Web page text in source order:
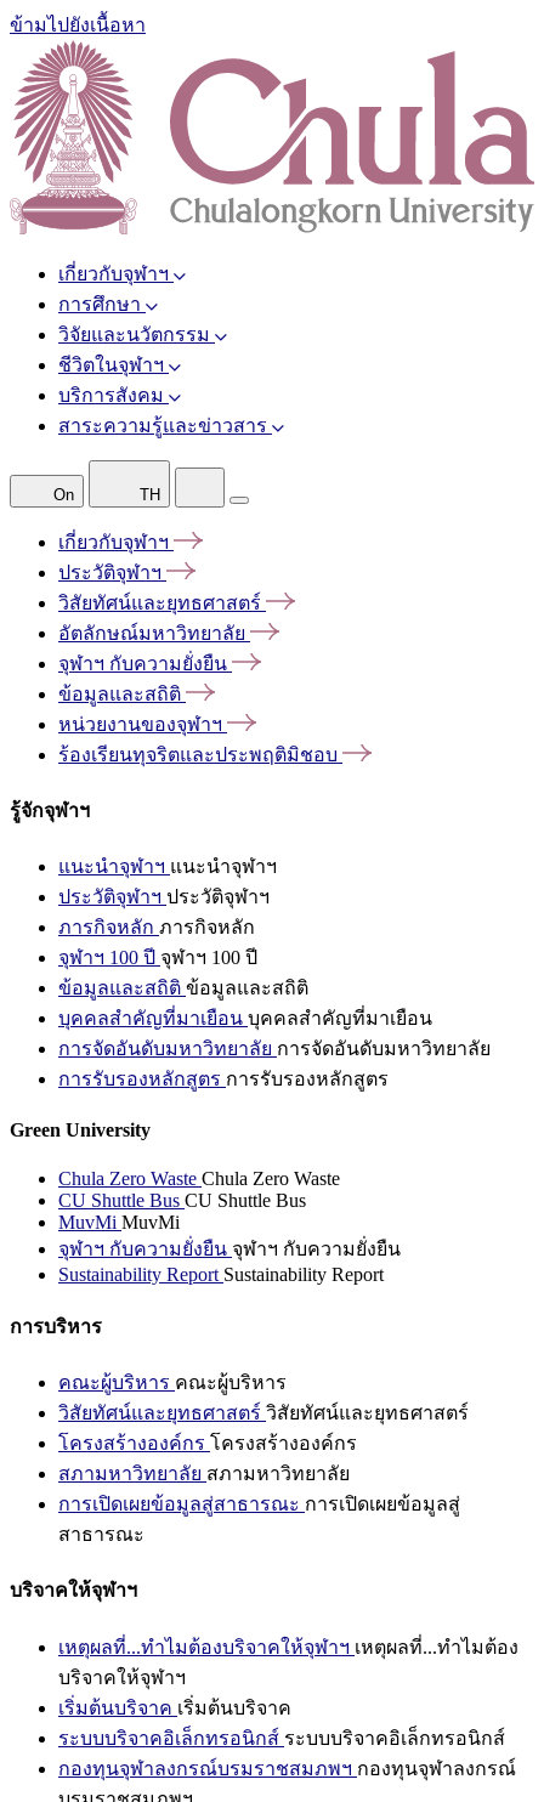
ข้ามไปยังเนื้อหา
เกี่ยวกับจุฬาฯ
การศึกษา
วิจัยและนวัตกรรม
ชีวิตในจุฬาฯ
บริการสังคม
สาระความรู้และข่าวสาร
On TH
เกี่ยวกับจุฬาฯ
ประวัติจุฬาฯ
วิสัยทัศน์และยุทธศาสตร์
อัตลักษณ์มหาวิทยาลัย
จุฬาฯ กับความยั่งยืน
ข้อมูลและสถิติ
หน่วยงานของจุฬาฯ
ร้องเรียนทุจริตและประพฤติมิชอบ
รู้จักจุฬาฯ
แนะนำจุฬาฯ แนะนำจุฬาฯ
ประวัติจุฬาฯ ประวัติจุฬาฯ
ภารกิจหลัก ภารกิจหลัก
จุฬาฯ 100 ปี จุฬาฯ 100 ปี
ข้อมูลและสถิติ ข้อมูลและสถิติ
บุคคลสำคัญที่มาเยือน บุคคลสำคัญที่มาเยือน
การจัดอันดับมหาวิทยาลัย การจัดอันดับมหาวิทยาลัย
การรับรองหลักสูตร การรับรองหลักสูตร
Green University
Chula Zero Waste Chula Zero Waste
CU Shuttle Bus CU Shuttle Bus
MuvMi MuvMi
จุฬาฯ กับความยั่งยืน จุฬาฯ กับความยั่งยืน
Sustainability Report Sustainability Report
การบริหาร
คณะผู้บริหาร คณะผู้บริหาร
วิสัยทัศน์และยุทธศาสตร์ วิสัยทัศน์และยุทธศาสตร์
โครงสร้างองค์กร โครงสร้างองค์กร
สภามหาวิทยาลัย สภามหาวิทยาลัย
การเปิดเผยข้อมูลสู่สาธารณะ การเปิดเผยข้อมูลสู่
สาธารณะ
บริจาคให้จุฬาฯ
เหตุผลที่...ทำไมต้องบริจาคให้จุฬาฯ เหตุผลที่...ทำไมต้อง
บริจาคให้จุฬาฯ
เริ่มต้นบริจาค เริ่มต้นบริจาค
ระบบบริจาคอิเล็กทรอนิกส์ ระบบบริจาคอิเล็กทรอนิกส์
กองทุนจุฬาลงกรณ์บรมราชสมภพฯ กองทุนจุฬาลงกรณ์